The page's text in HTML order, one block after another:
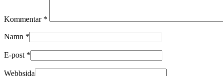
Kommentar *
Namn *
E-post *
Webbsida